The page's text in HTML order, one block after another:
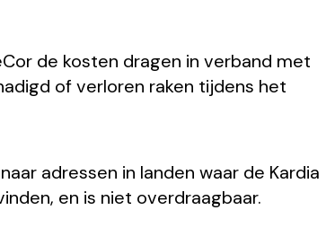
de kosten dragen in verband met
of verloren raken tijdens het
adressen in landen waar de Kardia
en is niet overdraagbaar.